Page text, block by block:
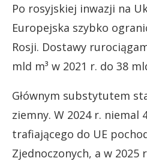
Po rosyjskiej inwazji na
Europejska szybko
Rosji. Dostawy
mld m³ w 2021 r. do 38
Głównym substytutem
ziemny. W 2024 r. niemal
trafiającego do UE
Zjednoczonych, a w 2025